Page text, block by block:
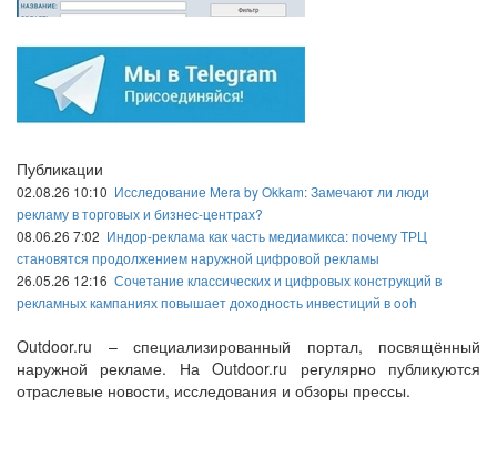
Публикации
02.08.26 10:10 Исследование Mera by Okkam: Замечают ли люди
рекламу в торговых и бизнес-центрах?
08.06.26 7:02 Индор-реклама как часть медиамикса: почему ТРЦ
становятся продолжением наружной цифровой рекламы
26.05.26 12:16 Сочетание классических и цифровых конструкций в
рекламных кампаниях повышает доходность инвестиций в ooh
Outdoor.ru – специализированный портал, посвящённый
наружной рекламе. На Outdoor.ru регулярно публикуются
отраслевые новости, исследования и обзоры прессы.